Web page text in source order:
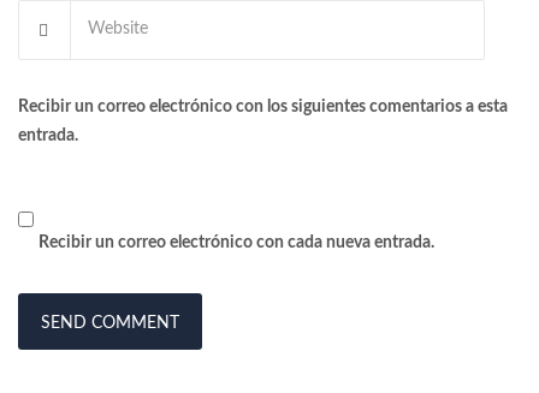
Recibir un correo electrónico con los siguientes comentarios a esta
entrada.
Recibir un correo electrónico con cada nueva entrada.